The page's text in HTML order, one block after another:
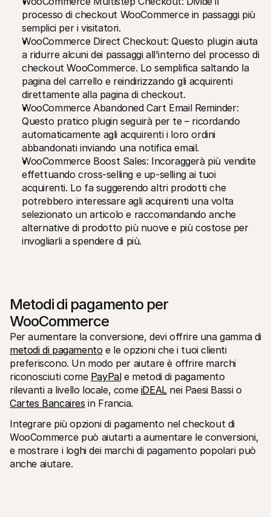
processo di checkout WooCommerce in passaggi più
semplici per i visitatori.
WooCommerce Direct Checkout: Questo plugin aiuta
a ridurre alcuni dei passaggi all'interno del processo di
checkout WooCommerce. Lo semplifica saltando la
pagina del carrello e reindirizzando gli acquirenti
direttamente alla pagina di checkout.
WooCommerce Abandoned Cart Email Reminder:
Questo pratico plugin seguirà per te – ricordando
automaticamente agli acquirenti i loro ordini
abbandonati inviando una notifica email.
WooCommerce Boost Sales: Incoraggerà più vendite
effettuando cross-selling e up-selling ai tuoi
acquirenti. Lo fa suggerendo altri prodotti che
potrebbero interessare agli acquirenti una volta
selezionato un articolo e raccomandando anche
alternative di prodotto più nuove e più costose per
invogliarli a spendere di più.
Metodi di pagamento per
WooCommerce
metodi di pagamento e le opzioni che i tuoi clienti
preferiscono. Un modo per aiutare è offrire marchi
riconosciuti come PayPal e metodi di pagamento
rilevanti a livello locale, come iDEAL
Cartes Bancaires in Francia.
Integrare più opzioni di pagamento nel checkout di
WooCommerce può aiutarti a aumentare le conversioni,
e mostrare i loghi dei marchi di pagamento popolari può
anche aiutare.